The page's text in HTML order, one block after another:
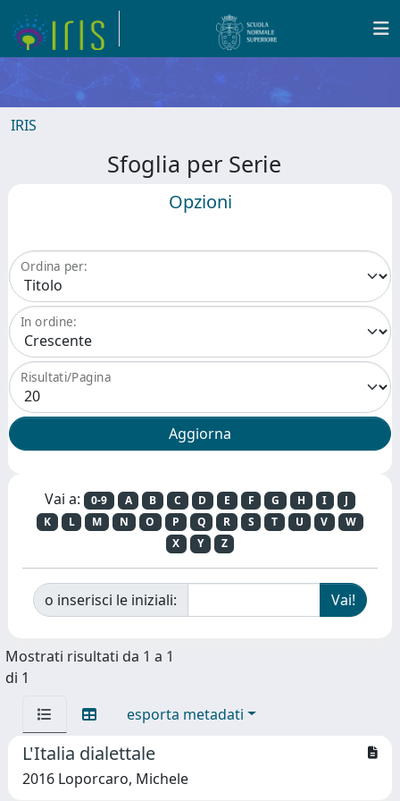
IRIS
Sfoglia per Serie
Opzioni
Ordina per:
In ordine:
Risultati/Pagina
Vai a: 0-9 A B C D E F G H I
J
K
L M N O P Q R S T U V
W
X
Y Z
o inserisci le iniziali:
Mostrati risultati da 1 a 1
di 1
esporta metadati
L'Italia dialettale
2016 Loporcaro, Michele